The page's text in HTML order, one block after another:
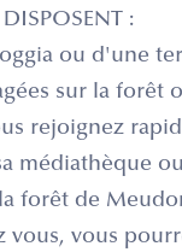
DISPOSENT :
ou d'une
sur la forêt
rejoignez
médiathèque
forêt de
vous, vous